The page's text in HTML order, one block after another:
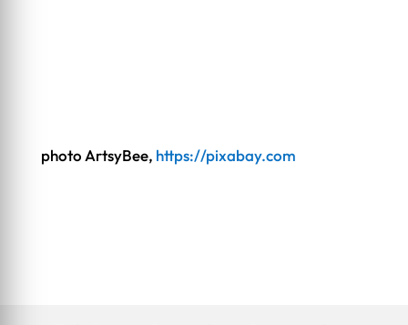
photo ArtsyBee, https://pixabay.com